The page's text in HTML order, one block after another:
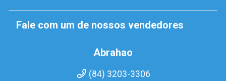
Fale com um de nossos vendedores
Abrahao
(84) 3203-3306